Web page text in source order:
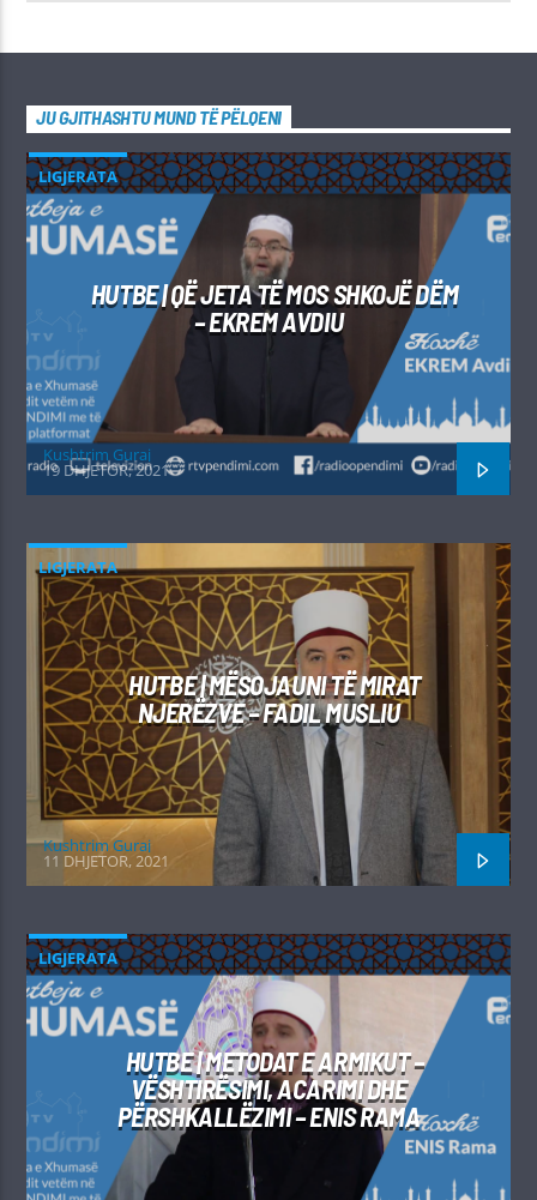
JU GJITHASHTU MUND TË PËLQENI
LIGJERATA
HUTBE | QË JETA TË MOS SHKOJË DËM
– EKREM AVDIU
Kushtrim Guraj
19 DHJETOR, 2021
LIGJERATA
HUTBE | MËSOJAUNI TË MIRAT
NJERËZVE – FADIL MUSLIU
Kushtrim Guraj
11 DHJETOR, 2021
LIGJERATA
HUTBE | METODAT E ARMIKUT –
VËSHTIRËSIMI, ACARIMI DHE
PËRSHKALLËZIMI – ENIS RAMA